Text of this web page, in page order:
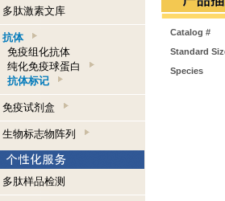
多肽激素文库
抗体
免疫组化抗体
纯化免疫球蛋白
抗体标记
免疫试剂盒
生物标志物阵列
多肽样品检测
Catalog #
Standard
Species